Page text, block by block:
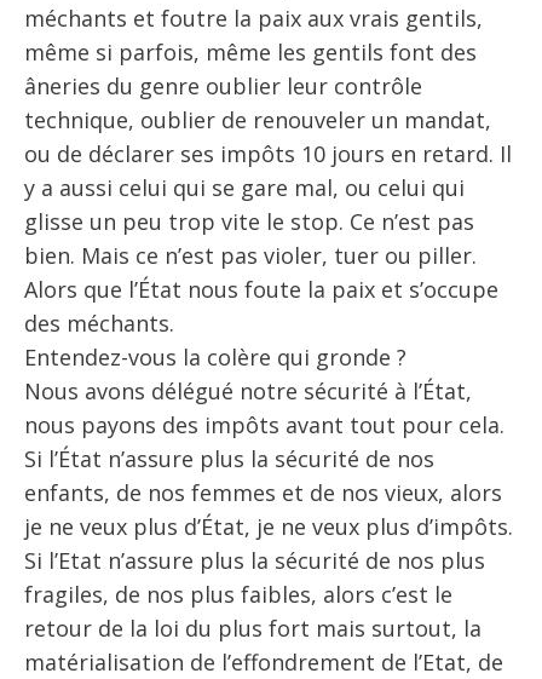
méchants et foutre la paix aux vrais gentils,
même si parfois, même les gentils font des
âneries du genre oublier leur contrôle
technique, oublier de renouveler un mandat,
ou de déclarer ses impôts 10 jours en retard. Il
y a aussi celui qui se gare mal, ou celui qui
glisse un peu trop vite le stop. Ce n’est pas
bien. Mais ce n’est pas violer, tuer ou piller.
Alors que l’État nous foute la paix et s’occupe
des méchants.
Entendez-vous la colère qui gronde ?
Nous avons délégué notre sécurité à l’État,
nous payons des impôts avant tout pour cela.
Si l’État n’assure plus la sécurité de nos
enfants, de nos femmes et de nos vieux, alors
je ne veux plus d’État, je ne veux plus d’impôts.
Si l’Etat n’assure plus la sécurité de nos plus
fragiles, de nos plus faibles, alors c’est le
retour de la loi du plus fort mais surtout, la
matérialisation de l’effondrement de l’Etat, de